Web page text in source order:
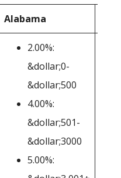
Alabama
2.00%:
&dollar;0-
&dollar;500
4.00%:
&dollar;501-
&dollar;3000
5.00%: